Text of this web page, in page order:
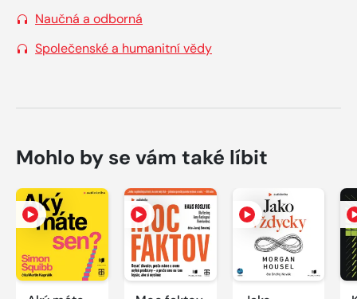
Naučná a odborná
Společenské a humanitní vědy
Mohlo by se vám také líbit